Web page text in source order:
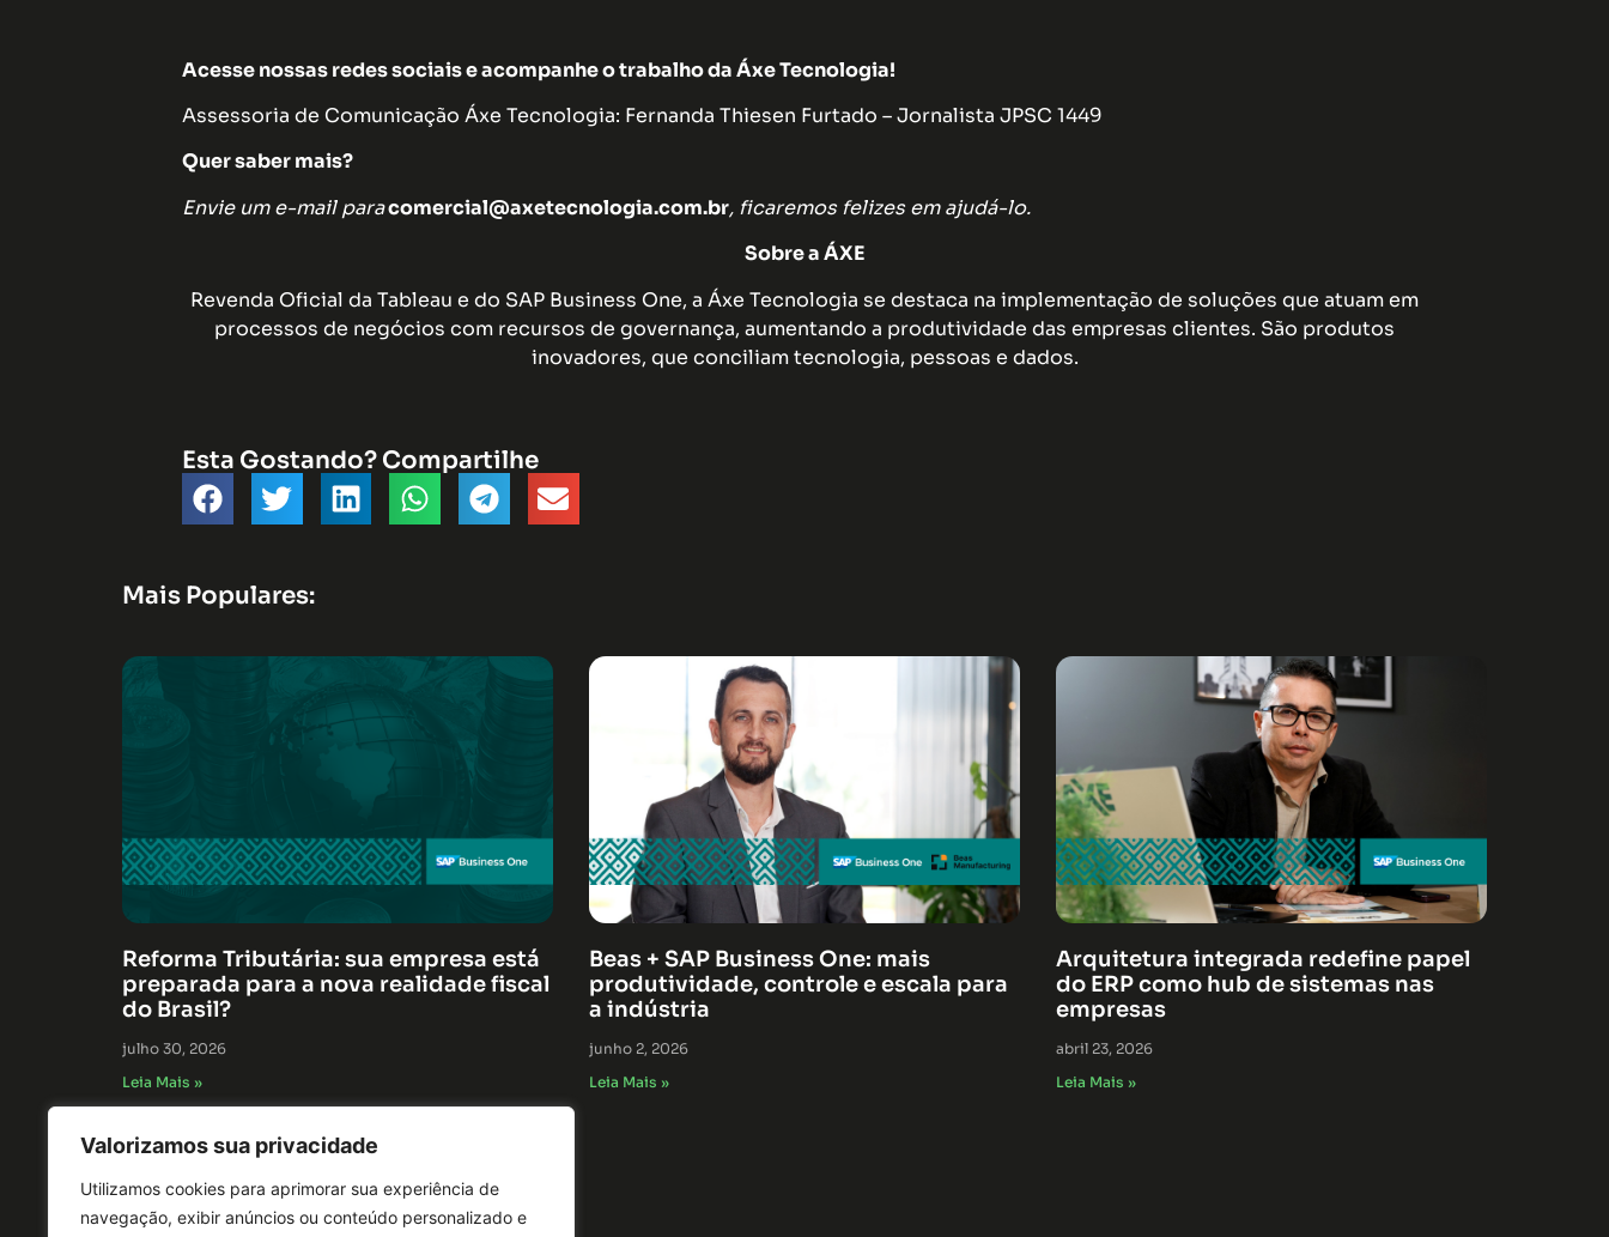
Valorizamos sua privacidade
Utilizamos cookies para aprimorar sua experiência de
navegação, exibir anúncios ou conteúdo personalizado e
Acesse nossas redes sociais e acompanhe o trabalho da Áxe Tecnologia!
Assessoria de Comunicação Áxe Tecnologia: Fernanda Thiesen Furtado – Jornalista JPSC 1449
Quer saber mais?
Envie um e-mail paracomercial@axetecnologia.com.br, ficaremos felizes em ajudá-lo.
Sobre a ÁXE
Revenda Oficial da Tableau e do SAP Business One, a Áxe Tecnologia se destaca na implementação de soluções que atuam em
processos de negócios com recursos de governança, aumentando a produtividade das empresas clientes. São produtos
inovadores, que conciliam tecnologia, pessoas e dados.
Esta Gostando? Compartilhe
Mais Populares:
Reforma Tributária: sua empresa está
preparada para a nova realidade fiscal
do Brasil?
julho 30, 2026
Leia Mais »
Beas + SAP Business One: mais
produtividade, controle e escala para
a indústria
junho 2, 2026
Leia Mais »
Arquitetura integrada redefine papel
do ERP como hub de sistemas nas
empresas
abril 23, 2026
Leia Mais »